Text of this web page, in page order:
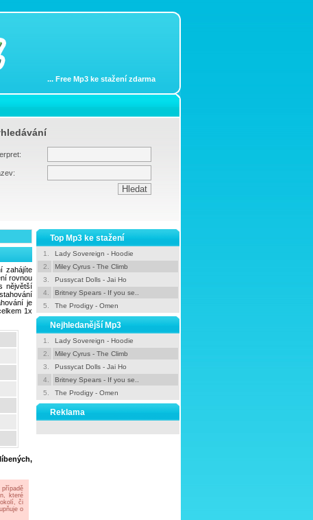
... Free Mp3 ke stažení zdarma
zahájíte
rovnou
nějvětší
je
1x
které
či
o
Top Mp3 ke stažení
1.
Lady Sovereign - Hoodie
2.
Miley Cyrus - The Climb
3.
Pussycat Dolls - Jai Ho
4.
Britney Spears - If you se..
5.
The Prodigy - Omen
Nejhledanější Mp3
1.
Lady Sovereign - Hoodie
2.
Miley Cyrus - The Climb
3.
Pussycat Dolls - Jai Ho
4.
Britney Spears - If you se..
5.
The Prodigy - Omen
Reklama